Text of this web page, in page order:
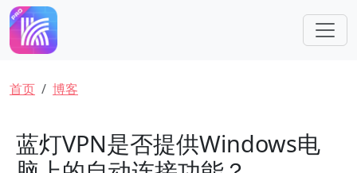
跳转到主要内容
面包屑
首页 博客
蓝灯VPN是否提供Windows电